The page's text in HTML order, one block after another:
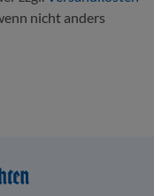
nicht anders